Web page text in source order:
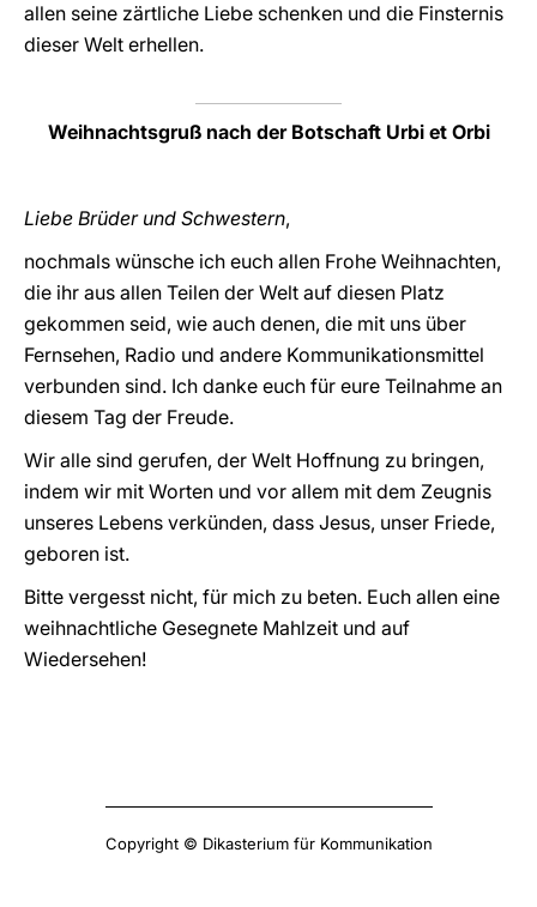
allen seine zärtliche Liebe schenken und die Finsternis
dieser Welt erhellen.
Weihnachtsgruß nach der Botschaft Urbi et Orbi
Liebe Brüder und Schwestern,
nochmals wünsche ich euch allen Frohe Weihnachten,
die ihr aus allen Teilen der Welt auf diesen Platz
gekommen seid, wie auch denen, die mit uns über
Fernsehen, Radio und andere Kommunikationsmittel
verbunden sind. Ich danke euch für eure Teilnahme an
diesem Tag der Freude.
Wir alle sind gerufen, der Welt Hoffnung zu bringen,
indem wir mit Worten und vor allem mit dem Zeugnis
unseres Lebens verkünden, dass Jesus, unser Friede,
geboren ist.
Bitte vergesst nicht, für mich zu beten. Euch allen eine
weihnachtliche Gesegnete Mahlzeit und auf
Wiedersehen!
Copyright © Dikasterium für Kommunikation